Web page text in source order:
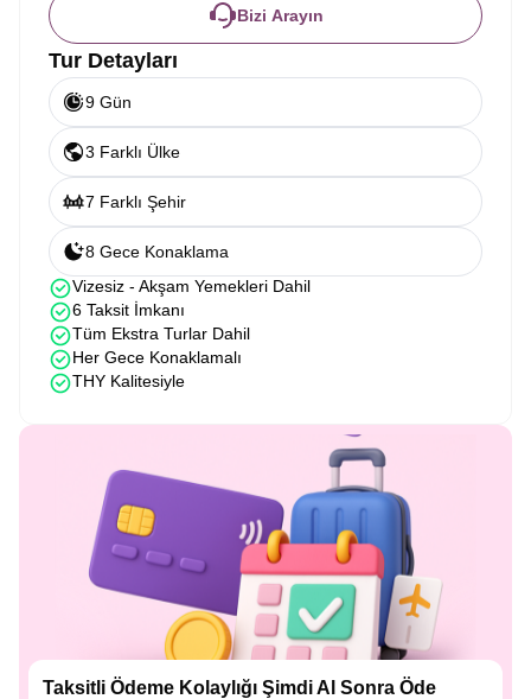
Bizi Arayın
Tur Detayları
9 Gün
3 Farklı Ülke
7 Farklı Şehir
8 Gece Konaklama
Vizesiz - Akşam Yemekleri Dahil
6 Taksit İmkanı
Tüm Ekstra Turlar Dahil
Her Gece Konaklamalı
THY Kalitesiyle
Taksitli Ödeme Kolaylığı Şimdi Al Sonra Öde